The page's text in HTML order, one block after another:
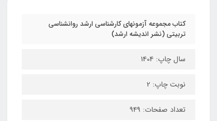
کتاب مجموعه آزمونهای کارشناسی ارشد روانشناسی
تربیتی (نشر اندیشه ارشد)
سال چاپ: 1404
نوبت چاپ: 2
تعداد صفحات: 949